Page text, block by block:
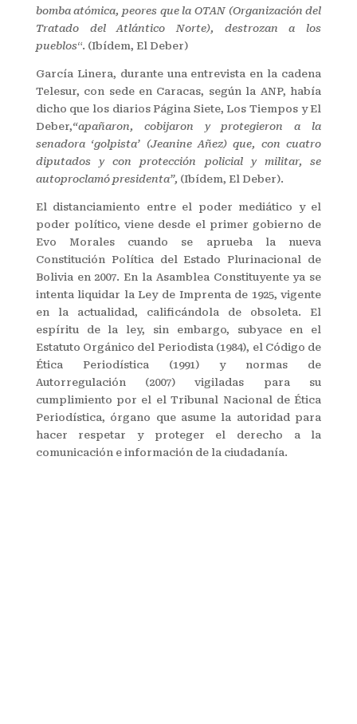
bomba atómica, peores que la OTAN (Organización del
Tratado del Atlántico Norte), destrozan a los
pueblos“. (Ibídem, El Deber)
García Linera, durante una entrevista en la cadena
Telesur, con sede en Caracas, según la ANP, había
dicho que los diarios Página Siete, Los Tiempos y El
Deber,“apañaron, cobijaron y protegieron a la
senadora ‘golpista’ (Jeanine Añez) que, con cuatro
diputados y con protección policial y militar, se
autoproclamó presidenta”, (Ibídem, El Deber).
El distanciamiento entre el poder mediático y el
poder político, viene desde el primer gobierno de
Evo Morales cuando se aprueba la nueva
Constitución Política del Estado Plurinacional de
Bolivia en 2007. En la Asamblea Constituyente ya se
intenta liquidar la Ley de Imprenta de 1925, vigente
en la actualidad, calificándola de obsoleta. El
espíritu de la ley, sin embargo, subyace en el
Estatuto Orgánico del Periodista (1984), el Código de
Ética Periodística (1991) y normas de
Autorregulación (2007) vigiladas para su
cumplimiento por el el Tribunal Nacional de Ética
Periodística, órgano que asume la autoridad para
hacer respetar y proteger el derecho a la
comunicación e información de la ciudadanía.